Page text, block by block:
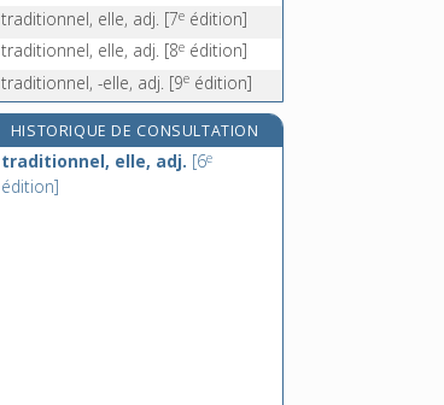
traditionnel, elle, adj. [7e édition]
traditionnel, elle, adj. [8e édition]
traditionnel, -elle, adj. [9e édition]
HISTORIQUE DE CONSULTATION
traditionnel, elle, adj. [6e
édition]